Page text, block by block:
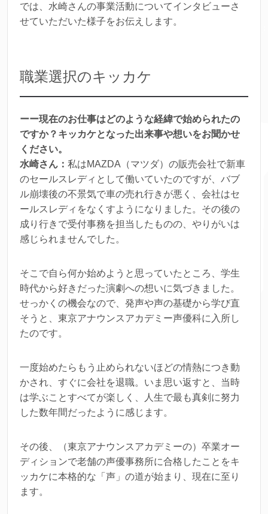
では、水崎さんの事業活動についてインタビューさ
せていただいた様子をお伝えします。
職業選択のキッカケ
ーー現在のお仕事はどのような経緯で始められたの
ですか？キッカケとなった出来事や想いをお聞かせ
ください。
水崎さん： 私はMAZDA（マツダ）の販売会社で新車
のセールスレディとして働いていたのですが、バブ
ル崩壊後の不景気で車の売れ行きが悪く、会社はセ
ールスレディをなくすようになりました。その後の
成り行きで受付事務を担当したものの、やりがいは
感じられませんでした。
そこで自ら何か始めようと思っていたところ、学生
時代から好きだった演劇への想いに気づきました。
せっかくの機会なので、発声や声の基礎から学び直
そうと、東京アナウンスアカデミー声優科に入所し
たのです。
一度始めたらもう止められないほどの情熱につき動
かされ、すぐに会社を退職。いま思い返すと、当時
は学ぶことすべてが楽しく、人生で最も真剣に努力
した数年間だったように感じます。
その後、（東京アナウンスアカデミーの）卒業オー
ディションで老舗の声優事務所に合格したことをキ
ッカケに本格的な「声」の道が始まり、現在に至り
ます。